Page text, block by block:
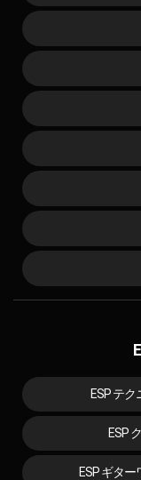
ESP テ
ESP
ESP ギタ